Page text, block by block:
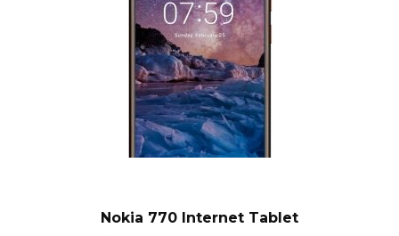
Nokia 770 Internet Tablet